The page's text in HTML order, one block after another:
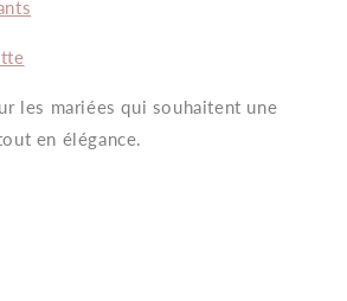
les mariées qui souhaitent une
en élégance.